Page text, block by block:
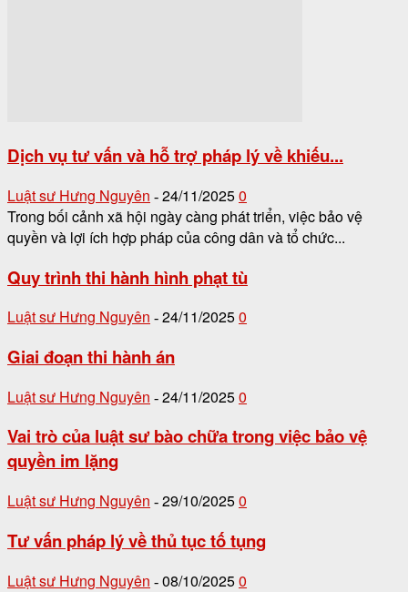
Dịch vụ tư vấn và hỗ trợ pháp lý về khiếu...
Luật sư Hưng Nguyên - 24/11/20250
Trong bối cảnh xã hội ngày càng phát triển, việc bảo vệ
quyền và lợi ích hợp pháp của công dân và tổ chức...
Quy trình thi hành hình phạt tù
Luật sư Hưng Nguyên - 24/11/20250
Giai đoạn thi hành án
Luật sư Hưng Nguyên - 24/11/20250
Vai trò của luật sư bào chữa trong việc bảo vệ
quyền im lặng
Luật sư Hưng Nguyên - 29/10/20250
Tư vấn pháp lý về thủ tục tố tụng
Luật sư Hưng Nguyên - 08/10/20250